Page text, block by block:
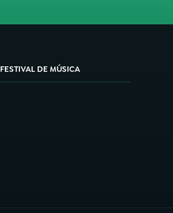
FESTIVAL DE MÚSICA